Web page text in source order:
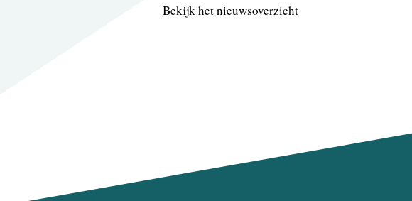
Bekijk het nieuwsoverzicht